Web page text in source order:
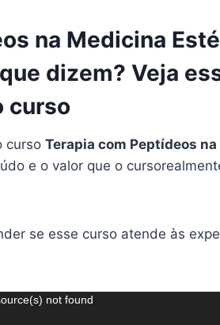
na Medicina
dizem? Veja
curso
curso Terapia com Peptídeos
e o valor que o
se esse curso atende às
not found